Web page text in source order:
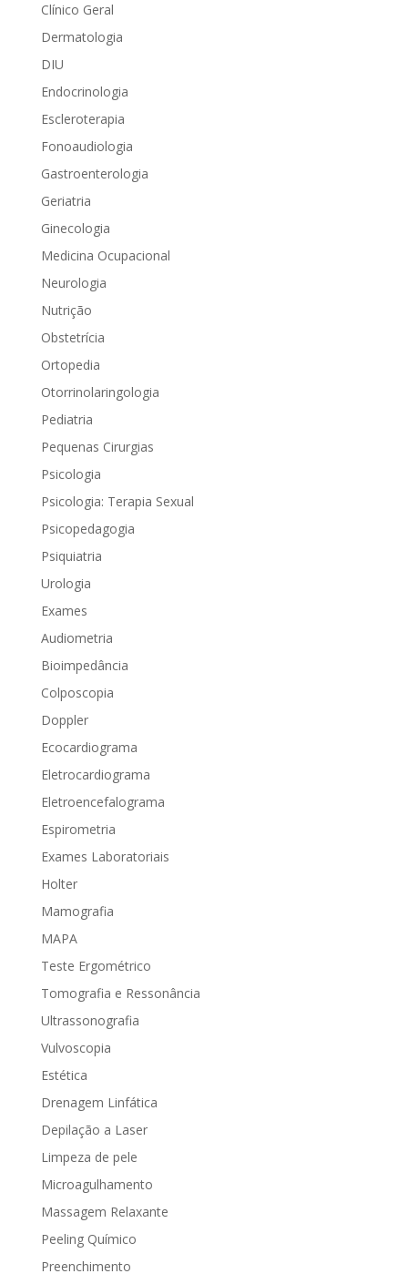
Clínico Geral
Dermatologia
DIU
Endocrinologia
Escleroterapia
Fonoaudiologia
Gastroenterologia
Geriatria
Ginecologia
Medicina Ocupacional
Neurologia
Nutrição
Obstetrícia
Ortopedia
Otorrinolaringologia
Pediatria
Pequenas Cirurgias
Psicologia
Psicologia: Terapia Sexual
Psicopedagogia
Psiquiatria
Urologia
Exames
Audiometria
Bioimpedância
Colposcopia
Doppler
Ecocardiograma
Eletrocardiograma
Eletroencefalograma
Espirometria
Exames Laboratoriais
Holter
Mamografia
MAPA
Teste Ergométrico
Tomografia e Ressonância
Ultrassonografia
Vulvoscopia
Estética
Drenagem Linfática
Depilação a Laser
Limpeza de pele
Microagulhamento
Massagem Relaxante
Peeling Químico
Preenchimento